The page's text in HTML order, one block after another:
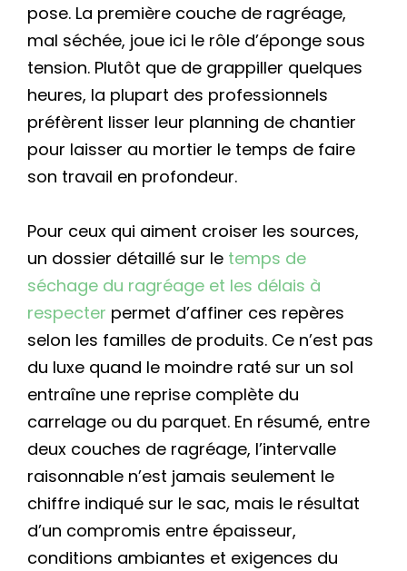
pose. La première couche de ragréage,
mal séchée, joue ici le rôle d’éponge sous
tension. Plutôt que de grappiller quelques
heures, la plupart des professionnels
préfèrent lisser leur planning de chantier
pour laisser au mortier le temps de faire
son travail en profondeur.
Pour ceux qui aiment croiser les sources,
un dossier détaillé sur le temps de
séchage du ragréage et les délais à
respecter permet d’affiner ces repères
selon les familles de produits. Ce n’est pas
du luxe quand le moindre raté sur un sol
entraîne une reprise complète du
carrelage ou du parquet. En résumé, entre
deux couches de ragréage, l’intervalle
raisonnable n’est jamais seulement le
chiffre indiqué sur le sac, mais le résultat
d’un compromis entre épaisseur,
conditions ambiantes et exigences du